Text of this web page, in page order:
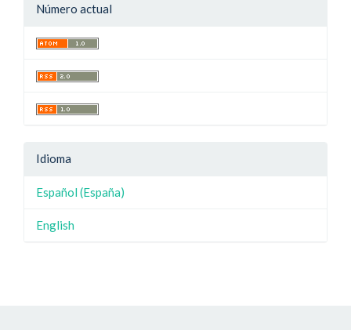
Número actual
Idioma
Español (España)
English